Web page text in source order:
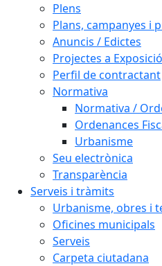
Plens
Plans, campanyes i
Anuncis / Edictes
Projectes a
Perfil de contractant
Normativa
Normativa /
Ordenances
Urbanisme
Seu electrònica
Transparència
Serveis i tràmits
Urbanisme, obres i
Oficines municipals
Serveis
Carpeta ciutadana